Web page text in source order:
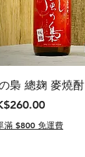
梟 總麹 麥燒酎
滿 $800 免運費